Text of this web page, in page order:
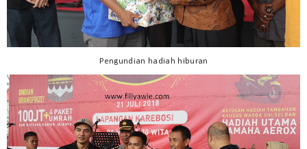
Pengundian hadiah hiburan